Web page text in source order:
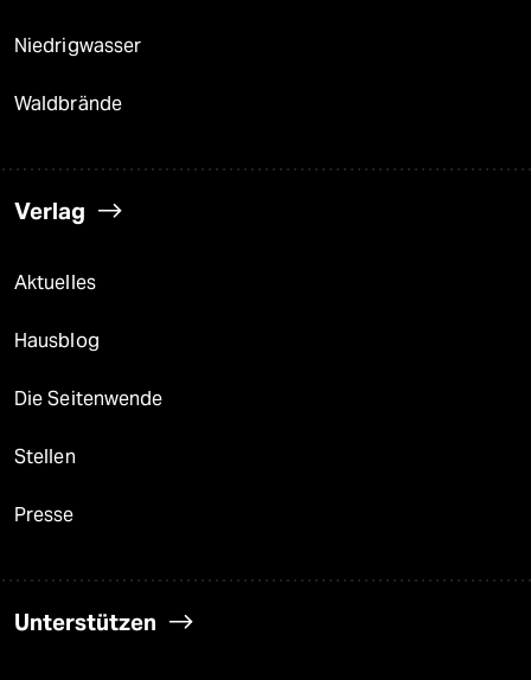
Niedrigwasser
Waldbrände
Verlag
Aktuelles
Hausblog
Die Seitenwende
Stellen
Presse
Unterstützen